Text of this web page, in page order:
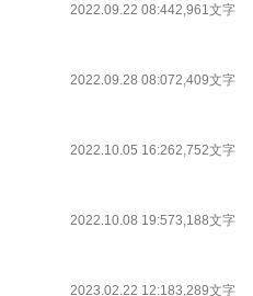
2022.09.22 08:442,961文字
2022.09.28 08:072,409文字
2022.10.05 16:262,752文字
2022.10.08 19:573,188文字
2023.02.22 12:183,289文字